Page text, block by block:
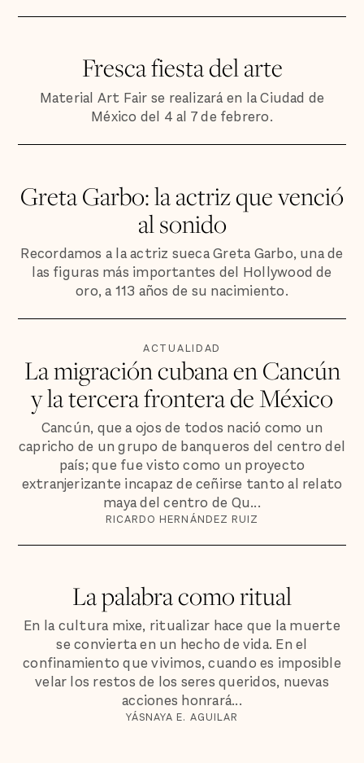
Fresca fiesta del arte
Material Art Fair se realizará en la Ciudad de
México del 4 al 7 de febrero.
Greta Garbo: la actriz que venció
al sonido
Recordamos a la actriz sueca Greta Garbo, una de
las figuras más importantes del Hollywood de
oro, a 113 años de su nacimiento.
ACTUALIDAD
La migración cubana en Cancún
y la tercera frontera de México
Cancún, que a ojos de todos nació como un
capricho de un grupo de banqueros del centro del
país; que fue visto como un proyecto
extranjerizante incapaz de ceñirse tanto al relato
maya del centro de Qu...
RICARDO HERNÁNDEZ RUIZ
La palabra como ritual
En la cultura mixe, ritualizar hace que la muerte
se convierta en un hecho de vida. En el
confinamiento que vivimos, cuando es imposible
velar los restos de los seres queridos, nuevas
acciones honrará...
YÁSNAYA E. AGUILAR